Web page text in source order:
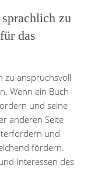
zu
das
zu anspruchsvoll
Wenn ein Buch
und seine
anderen Seite
und
fördern.
Interessen des